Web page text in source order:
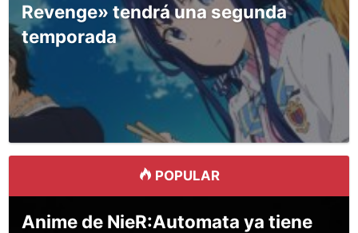
Revenge» tendrá una segunda
temporada
POPULAR
Anime de NieR:Automata ya tiene